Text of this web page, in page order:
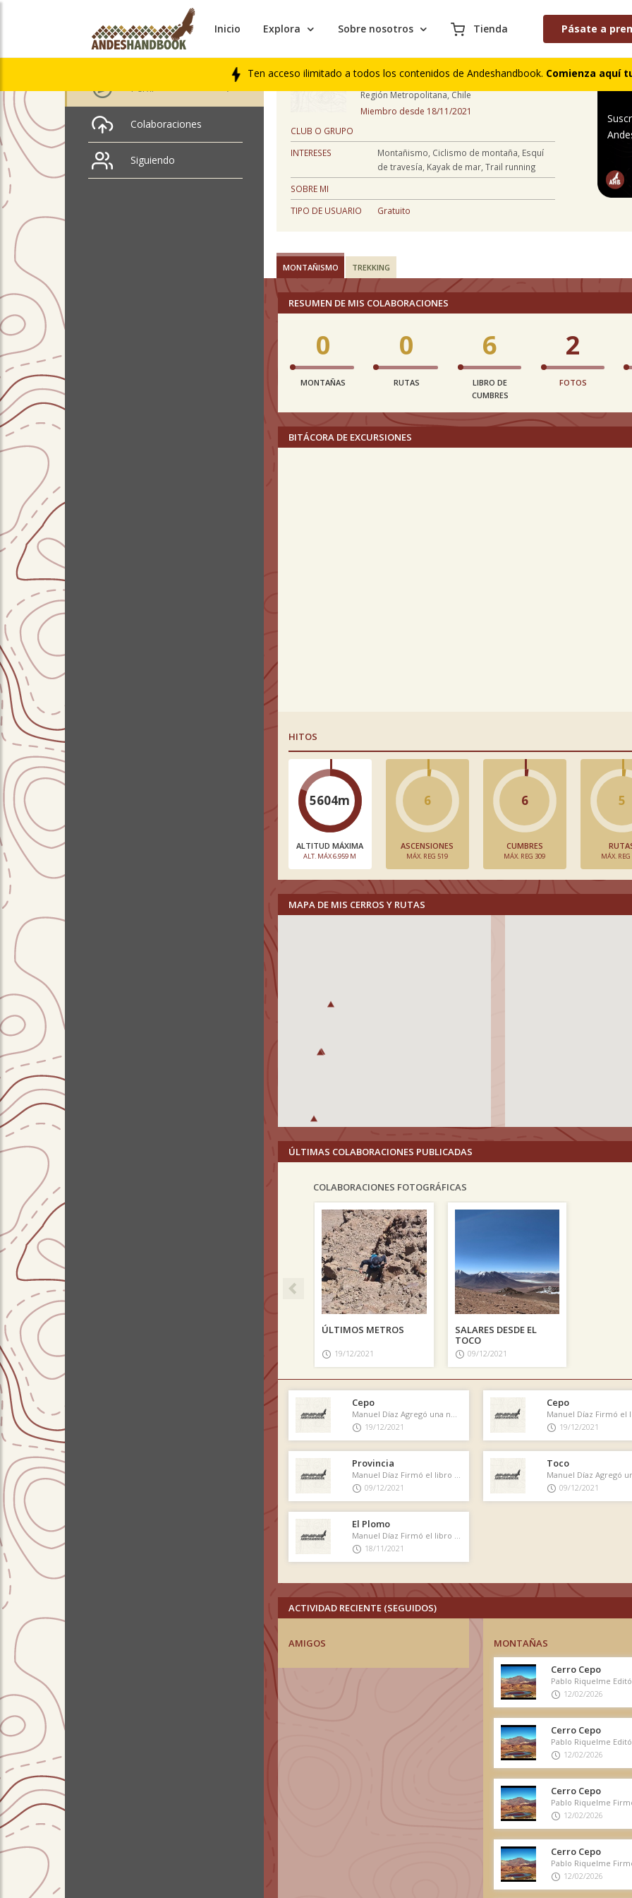
Inicio Explora Sobre nosotros Tienda Pásate a
Ten acceso ilimitado a todos los contenidos de Andeshandbook. Comienza aquí
Manuel Díaz
Perfil
Colaboraciones
Siguiendo
PERFIL
53 años
Región Metropolitana, Chile
Miembro desde 18/11/2021
CLUB O GRUPO
INTERESES
Montañismo, Ciclismo de montaña, Esquí
de travesía, Kayak de mar, Trail running
SOBRE MI
TIPO DE USUARIO
Gratuito
MONTAÑISMO TREKKING
RESUMEN DE MIS COLABORACIONES
0
MONTAÑAS
0
RUTAS
6
LIBRO DE
CUMBRES
2
FOTOS
BITÁCORA DE EXCURSIONES
HITOS
5604m
ALTITUD MÁXIMA
ALT. MÁX 6.959 M
6
ASCENSIONES
MÁX. REG 519
6
CUMBRES
MÁX. REG 309
5
MÁX.
MAPA DE MIS CERROS Y RUTAS
ÚLTIMAS COLABORACIONES PUBLICADAS
COLABORACIONES FOTOGRÁFICAS
ÚLTIMOS METROS
19/12/2021
SALARES DESDE EL
TOCO
09/12/2021
Previous
Cepo
Manuel Díaz Agregó una nueva foto
19/12/2021
Cepo
19/12/2021
Provincia
Manuel Díaz Firmó el libro de cumbre
09/12/2021
Toco
09/12/2021
El Plomo
Manuel Díaz Firmó el libro de cumbre
18/11/2021
ACTIVIDAD RECIENTE (SEGUIDOS)
AMIGOS MONTAÑAS
Cerro Cepo
12/02/2026
Cerro Cepo
12/02/2026
Cerro Cepo
12/02/2026
Cerro Cepo
12/02/2026